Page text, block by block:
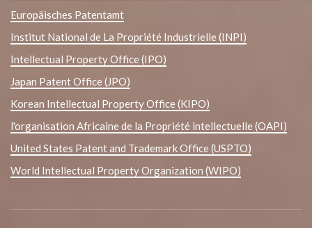
Europäisches Patentamt
Institut National de La Propriété Industrielle (INPI)
Intellectual Property Office (IPO)
Japan Patent Office (JPO)
Korean Intellectual Property Office (KIPO)
l'organisation Africaine de la Propriété intellectuelle (OAPI)
United States Patent and Trademark Office (USPTO)
World Intellectual Property Organization (WIPO)